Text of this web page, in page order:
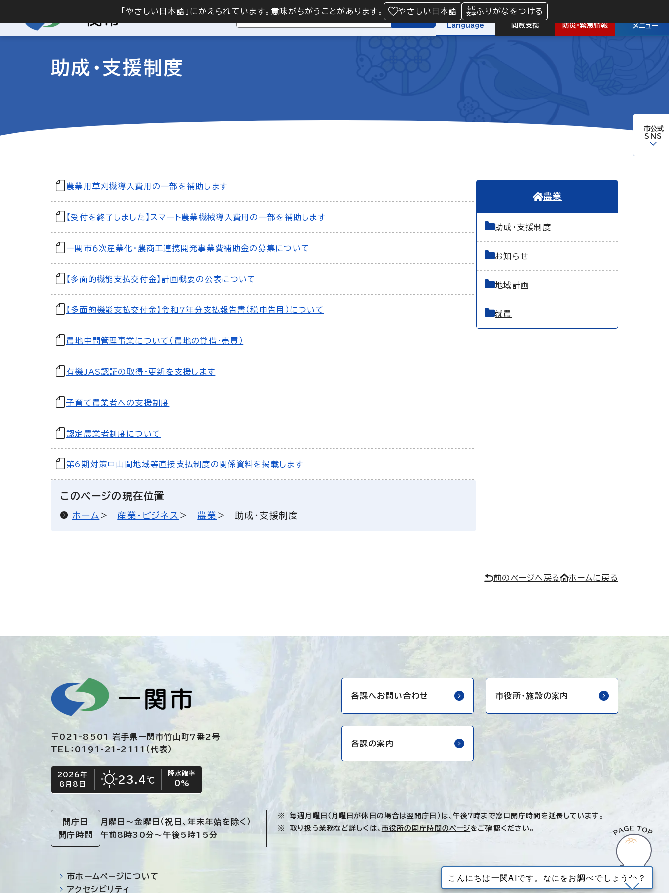
「やさしい日本語」にかえられています。意味がちがうことがあります。 やさしい日本語 ふりがなをつける
検索
Language 閲覧支援 防災・緊急情報 メニュー
市公式
SNS
助成・支援制度
農業用草刈機導入費用の一部を補助します
【受付を終了しました】スマート農業機械導入費用の一部を補助します
一関市６次産業化・農商工連携開発事業費補助金の募集について
【多面的機能支払交付金】計画概要の公表について
【多面的機能支払交付金】令和7年分支払報告書（税申告用）について
農地中間管理事業について（農地の貸借・売買）
有機JAS認証の取得・更新を支援します
子育て農業者への支援制度
認定農業者制度について
第6期対策中山間地域等直接支払制度の関係資料を掲載します
このページの現在位置
ホーム 産業・ビジネス 農業 助成・支援制度
農業
助成・支援制度
お知らせ
地域計画
就農
前のページへ戻る ホームに戻る
〒021-8501 岩手県一関市竹山町7番2号
TEL：0191-21-2111（代表）
今日の日付
2026年
8月8日
今日の天気
晴れ
23.4℃
降水確率
0%
各課へお問い合わせ 市役所・施設の案内
各課の案内
開庁日
開庁時間
月曜日～金曜日 （祝日、年末年始を除く）
午前8時30分～午後5時15分
毎週月曜日（月曜日が休日の場合は翌開庁日）は、午後7時まで窓口開庁時間を延長しています。
取り扱う業務など詳しくは、 市役所の開庁時間のページをご確認ください。
市ホームページについて
アクセシビリティ